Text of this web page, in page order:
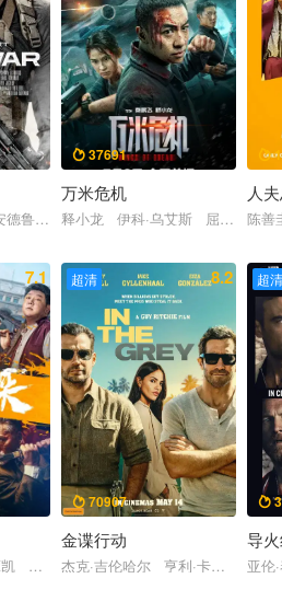
斯安吉特 玛娜莎楠·潘叻翁固 郭峻卿
鲁·霍华德 林德·爱德华 罗斯玛丽·雅妮
 37691
万米危机
释小龙 伊科·乌艾斯 屈菁菁

人
陈
李连杰 刘耀文 熊瑾怡 莒谦朗
什·劳森 马丁·福特 林路迪 麦卡德·布
7.1
徐少强 言杰 淳于珊珊 黄乔
超清 8.2
 70907
金谍行动
杰克·吉伦哈尔 亨利·卡维尔 裴
超清

导
亚伦